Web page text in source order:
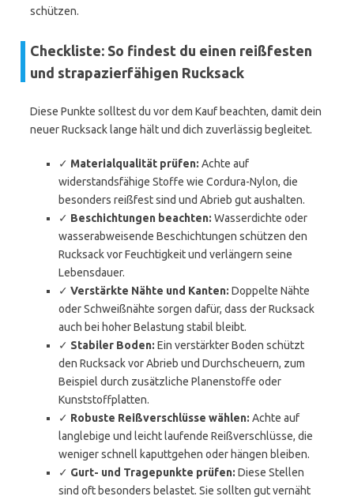
schützen.
Checkliste: So findest du einen reißfesten
und strapazierfähigen Rucksack
Diese Punkte solltest du vor dem Kauf beachten, damit dein
neuer Rucksack lange hält und dich zuverlässig begleitet.
✓ Materialqualität prüfen: Achte auf
widerstandsfähige Stoffe wie Cordura-Nylon, die
besonders reißfest sind und Abrieb gut aushalten.
✓ Beschichtungen beachten: Wasserdichte oder
wasserabweisende Beschichtungen schützen den
Rucksack vor Feuchtigkeit und verlängern seine
Lebensdauer.
✓ Verstärkte Nähte und Kanten: Doppelte Nähte
oder Schweißnähte sorgen dafür, dass der Rucksack
auch bei hoher Belastung stabil bleibt.
✓ Stabiler Boden: Ein verstärkter Boden schützt
den Rucksack vor Abrieb und Durchscheuern, zum
Beispiel durch zusätzliche Planenstoffe oder
Kunststoffplatten.
✓ Robuste Reißverschlüsse wählen: Achte auf
langlebige und leicht laufende Reißverschlüsse, die
weniger schnell kaputtgehen oder hängen bleiben.
✓ Gurt- und Tragepunkte prüfen: Diese Stellen
sind oft besonders belastet. Sie sollten gut vernäht